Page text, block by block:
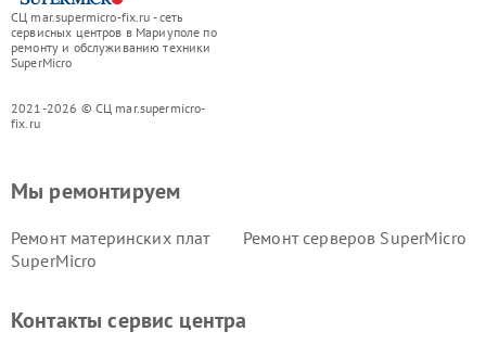
СЦ mar.supermicro-fix.ru - сеть
сервисных центров в Мариуполе по
ремонту и обслуживанию техники
SuperMicro
2021-2026 © СЦ mar.supermicro-
fix.ru
Мы ремонтируем
Ремонт материнских плат
SuperMicro
Ремонт серверов SuperMicro
Контакты сервис центра